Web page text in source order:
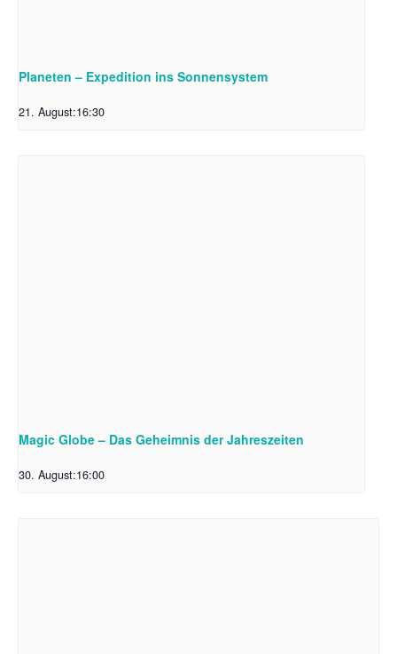
Planeten – Expedition ins Sonnensystem
21. August:16:30
Magic Globe – Das Geheimnis der Jahreszeiten
30. August:16:00